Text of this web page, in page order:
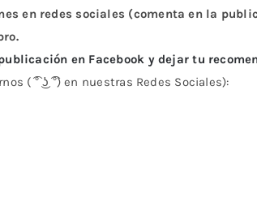
en redes sociales (comenta en la
en Facebook y dejar tu
( ͡° ͜ʖ ͡°) en nuestras Redes Sociales):